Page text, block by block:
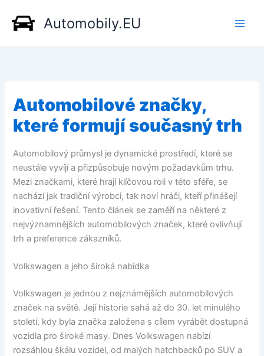
obsah
Automobily.EU
Automobilové značky,
které formují současný trh
Automobilový průmysl je dynamické prostředí, které se
neustále vyvíjí a přizpůsobuje novým požadavkům trhu.
Mezi značkami, které hrají klíčovou roli v této sféře, se
nachází jak tradiční výrobci, tak noví hráči, kteří přinášejí
inovativní řešení. Tento článek se zaměří na některé z
nejvýznamnějších automobilových značek, které ovlivňují
trh a preference zákazníků.
Volkswagen a jeho široká nabídka
Volkswagen je jednou z nejznámějších automobilových
značek na světě. Její historie sahá až do 30. let minulého
století, kdy byla značka založena s cílem vyrábět dostupná
vozidla pro široké masy. Dnes Volkswagen nabízí
rozsáhlou škálu vozidel, od malých hatchbacků po SUV a